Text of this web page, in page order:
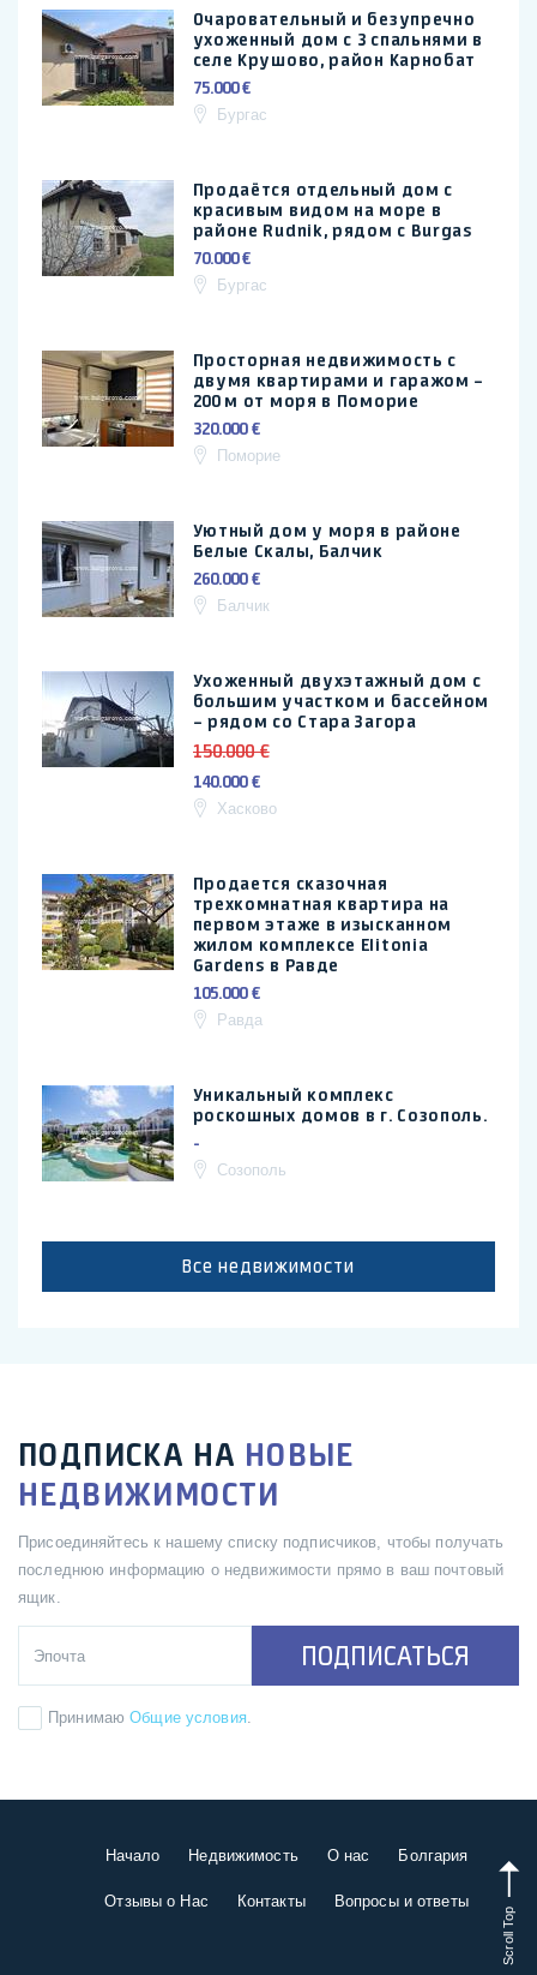
Очаровательный и безупречно
ухоженный дом с 3 спальнями в
селе Крушово, район Карнобат
75.000 €
Бургас
Продаётся отдельный дом с
красивым видом на море в
районе Rudnik, рядом с Burgas
70.000 €
Бургас
Просторная недвижимость с
двумя квартирами и гаражом –
200 м от моря в Поморие
320.000 €
Поморие
Уютный дом у моря в районе
Белые Скалы, Балчик
260.000 €
Балчик
Ухоженный двухэтажный дом с
большим участком и бассейном
– рядом со Стара Загора
150.000 €
140.000 €
Хасково
Продается сказочная
трехкомнатная квартира на
первом этаже в изысканном
жилом комплексе Elitonia
Gardens в Равде
105.000 €
Равда
Уникальный комплекс
роскошных домов в г. Созополь.
-
Созополь
Все недвижимости
ПОДПИСКА НА НОВЫЕ
НЕДВИЖИМОСТИ
Присоединяйтесь к нашему списку подписчиков, чтобы получать
последнюю информацию о недвижимости прямо в ваш почтовый
ящик.
ПОДПИСАТЬСЯ
ПринимаюОбщие условия.
Начало Недвижимость О нас Болгария
Отзывы о Нас Контакты Вопросы и ответы
Scroll Top